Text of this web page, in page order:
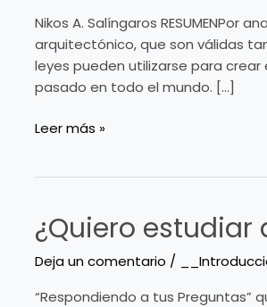
Nikos A. Salíngaros
arquitectónico, que son válidas
leyes pueden utilizarse para
pasado en todo el mundo. […]
Arquitectura
desde
la
perpectiva
un
Leer más »
¿Quiero
Deja un comentario /
“Respondiendo a tus Preguntas”
¿Quiero
estudiar
arquitectura?